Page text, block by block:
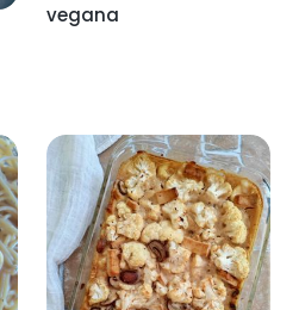
vegana